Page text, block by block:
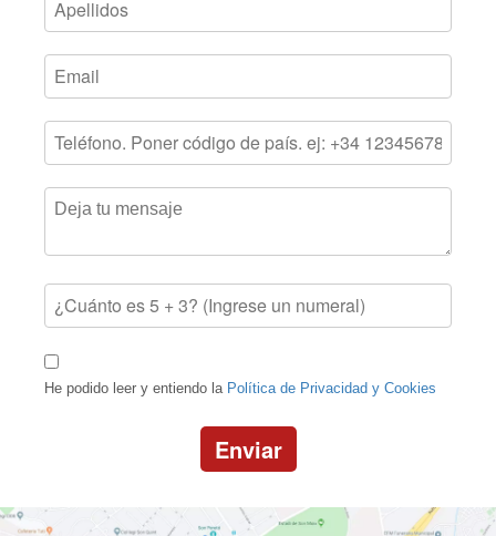
He podido leer y entiendo la Política de Privacidad y Cookies
Enviar